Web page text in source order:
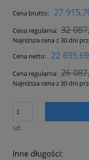
Cena brutto: 27
Cena regularna: 32
Najniższa cena z 30 dni
Cena netto: 22 695,69
Cena regularna: 26
Najniższa cena z 30 dni
szt.
Inne długości: